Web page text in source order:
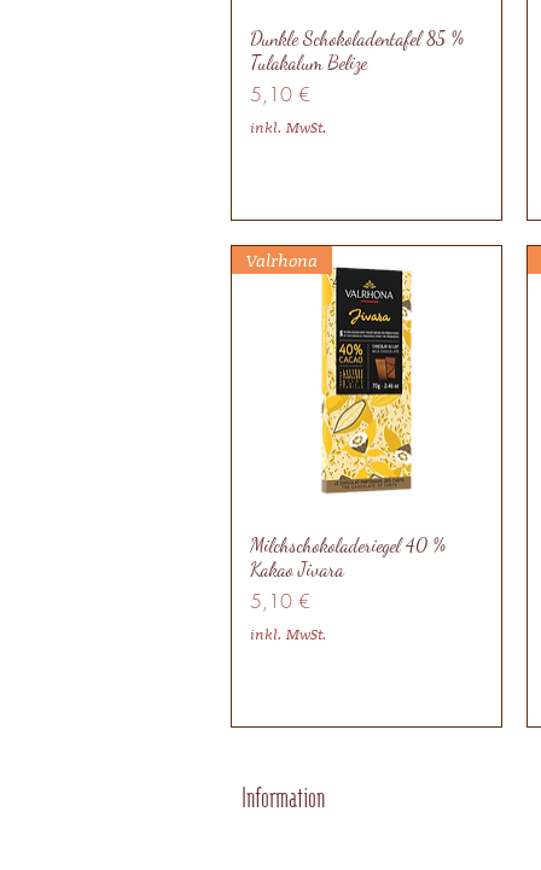
Dunkle Schokoladentafel 85 %
Tulakalum Belize
Preis
5,10 €
inkl. MwSt.
Valrhona
Milchschokoladeriegel 40 %
Kakao Jivara
Preis
5,10 €
inkl. MwSt.
Information